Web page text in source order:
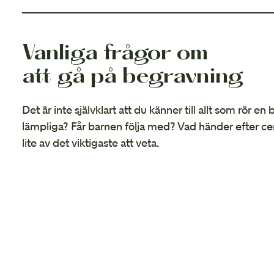
Vanliga frågor om
att gå på begravning
Det är inte självklart att du känner till allt som rör en
lämpliga? Får barnen följa med? Vad händer efter
lite av det viktigaste att veta.